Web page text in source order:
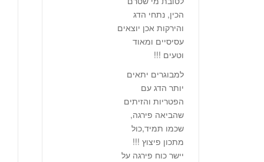
הכין, נתחי הדג
והירקות אכן יוצאים
עסיסיים ומאוד
וטעים !!!
למבוגרים יתאים
יותר הדג עם
הפטריות והזיתים
שהביאה פירגה,
שכמו תמיד,כול
מתכון פיצוץ !!!
יישר כוח פירגה על